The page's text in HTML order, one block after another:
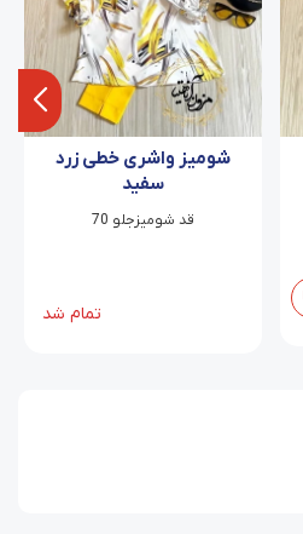
شومیز واشری خطی زرد
سفید
قد شومیزجلو 70
تمام شد